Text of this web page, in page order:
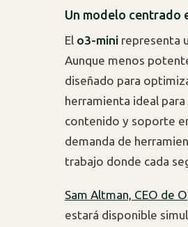
Un modelo centrado
El o3-mini representa
Aunque menos
diseñado para
herramienta ideal
contenido y soporte
demanda de
trabajo donde cada
Sam Altman, CEO de
estará disponible